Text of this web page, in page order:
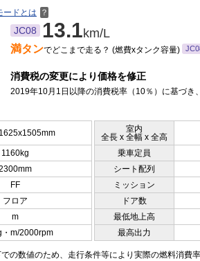
ードとは ？
JC08 13.1km/L
満タンでどこまで走る？ (燃費xタンク容量)
消費税の変更により価格を修正
2019年10月1日以降の消費税率（10％）に基づき
室内
全長 x 全幅 x 全高
1160kg 乗車定員
シート配列
FF ミッション
フロア ドア数
m 最低地上高
・m/2000rpm 最高出力
の数値のため、走行条件等により実際の燃料消費率